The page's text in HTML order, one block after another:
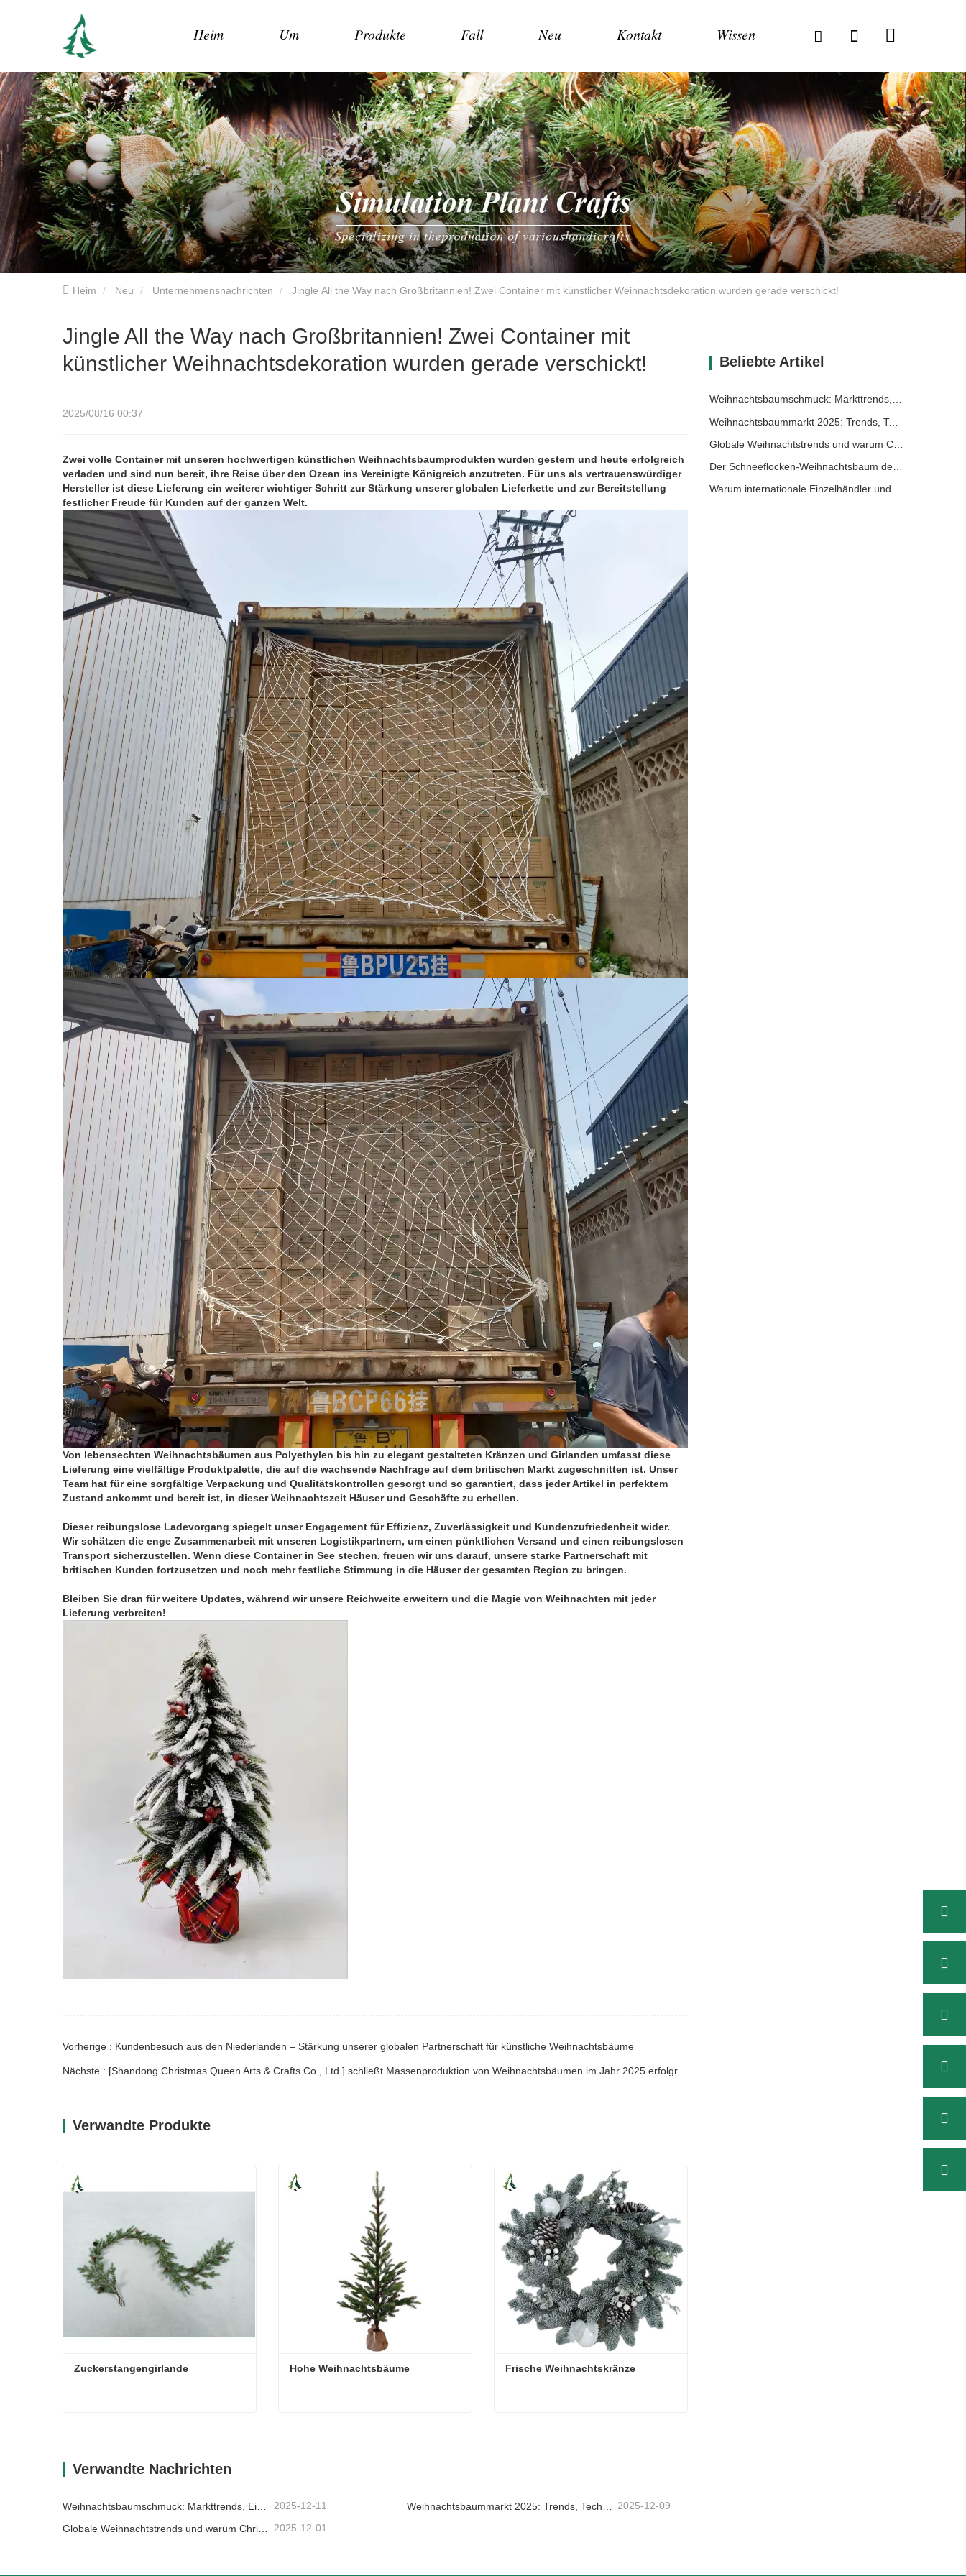
Heim Um Produkte Fall Neu Kontakt Wissen
Heim Neu Unternehmensnachrichten Jingle All the Way nach Großbritannien! Zwei Container mit künstlicher Weihnachtsdekoration wurden gerade verschickt!
Jingle All the Way nach Großbritannien! Zwei Container mit
künstlicher Weihnachtsdekoration wurden gerade verschickt!
2025/08/16 00:37
Zwei volle Container mit unseren hochwertigen künstlichen Weihnachtsbaumprodukten wurden gestern und heute erfolgreich
verladen und sind nun bereit, ihre Reise über den Ozean ins Vereinigte Königreich anzutreten. Für uns als vertrauenswürdiger
Hersteller ist diese Lieferung ein weiterer wichtiger Schritt zur Stärkung unserer globalen Lieferkette und zur Bereitstellung
festlicher Freude für Kunden auf der ganzen Welt.
Von lebensechten Weihnachtsbäumen aus Polyethylen bis hin zu elegant gestalteten Kränzen und Girlanden umfasst diese
Lieferung eine vielfältige Produktpalette, die auf die wachsende Nachfrage auf dem britischen Markt zugeschnitten ist. Unser
Team hat für eine sorgfältige Verpackung und Qualitätskontrollen gesorgt und so garantiert, dass jeder Artikel in perfektem
Zustand ankommt und bereit ist, in dieser Weihnachtszeit Häuser und Geschäfte zu erhellen.
Dieser reibungslose Ladevorgang spiegelt unser Engagement für Effizienz, Zuverlässigkeit und Kundenzufriedenheit wider.
Wir schätzen die enge Zusammenarbeit mit unseren Logistikpartnern, um einen pünktlichen Versand und einen reibungslosen
Transport sicherzustellen. Wenn diese Container in See stechen, freuen wir uns darauf, unsere starke Partnerschaft mit
britischen Kunden fortzusetzen und noch mehr festliche Stimmung in die Häuser der gesamten Region zu bringen.
Bleiben Sie dran für weitere Updates, während wir unsere Reichweite erweitern und die Magie von Weihnachten mit jeder
Lieferung verbreiten!
Vorherige : Kundenbesuch aus den Niederlanden – Stärkung unserer globalen Partnerschaft für künstliche Weihnachtsbäume
Verwandte Produkte
Zuckerstangengirlande Hohe Weihnachtsbäume Frische Weihnachtskränze
Verwandte Nachrichten
2025-12-11 2025-12-09
Globale Weihnachtstrends und warum Christmas Queen weiterhin Marktführer bleibt 2025-12-01
Beliebte Artikel
Weihnachtsbaumschmuck: Markttrends, Einblicke in die Lieferkette und Beschaffungsleitfaden 2025
Weihnachtsbaummarkt 2025: Trends, Technologien und Beschaffungsleitfaden für B2B-Einkäufer
Warum internationale Einzelhändler und Importeure Christmas Queen wählen: Ein umfassender B2B-Leitfaden für die Beschaffung von Weihnachtsdekoration